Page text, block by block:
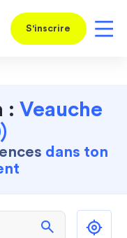
S'inscrire
: Veauche
dans ton
search